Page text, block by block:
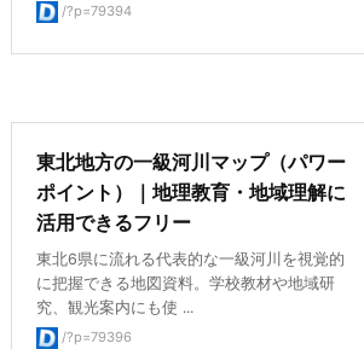
/?p=79394
東北地方の一級河川マップ（パワー
ポイント）｜地理教育・地域理解に
活用できるフリー
東北6県に流れる代表的な一級河川を視覚的
に把握できる地図資料。学校教材や地域研
究、観光案内にも使 ...
/?p=79396